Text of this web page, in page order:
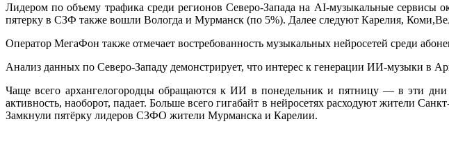
Лидером по объему трафика среди регионов Северо-Запада на AI-музыкальные
пятерку в СЗФ также вошли Вологда и Мурманск (по 5%). Далее следуют Карелия,
Оператор МегаФон также отмечает востребованность музыкальных нейросетей среди
Анализ данных по Северо-Западу демонстрирует, что интерес к генерации ИИ-музыки в
Чаще всего архангелогородцы обращаются к ИИ в понедельник и пятницу — в эти
активность, наоборот, падает. Больше всего гигабайт в нейросетях расходуют жители
Замкнули пятёрку лидеров СЗФО жители Мурманска и Карелии.